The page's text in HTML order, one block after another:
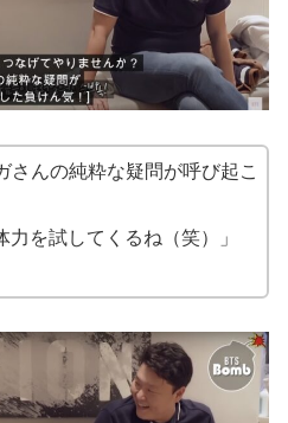
さんの純粋な疑問が呼び起こ
力を試してくるね（笑）」